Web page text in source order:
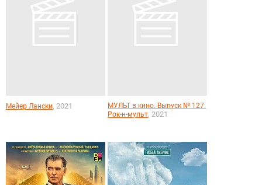
Мейер Лански, 2021
МУЛЬТ в кино. Выпуск № 127.
Рок-н-мульт, 2021